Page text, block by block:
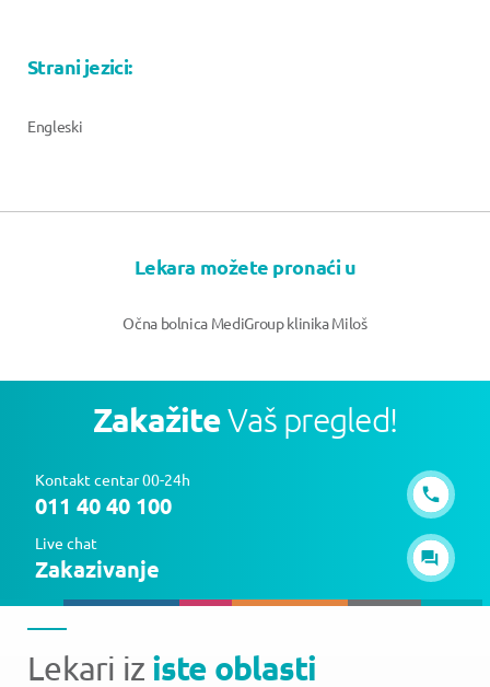
Strani jezici:
Engleski
Lekara možete pronaći u
Očna bolnica MediGroup klinika Miloš
ZakažiteVaš pregled!
Kontakt centar 00-24h
011 40 40 100
Live chat
Zakazivanje
Lekari iz iste oblasti